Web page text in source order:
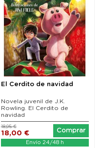
El Cerdito de navidad
Novela juvenil de J.K.
Rowling. El Cerdito de
navidad
18,00 €
18,95 €
Comprar
Envío 24/48 h